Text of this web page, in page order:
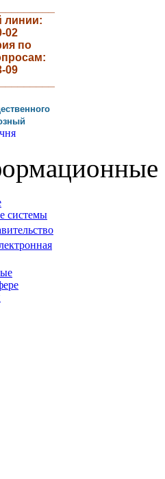
линии:
02
по
09
системы